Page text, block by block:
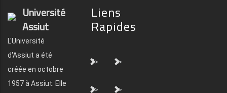
Université
Assiut
L'Université
d'Assiut a été
créée en octobre
1957 à Assiut. Elle
Liens
Rapides
"> ">
"> ">